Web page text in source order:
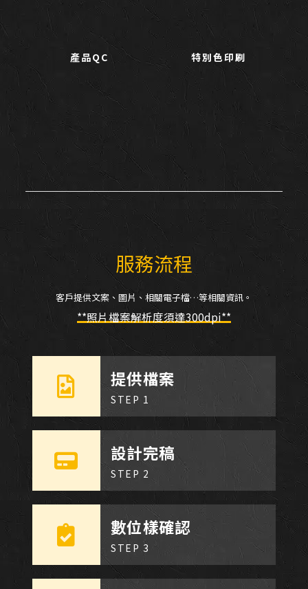
產品QC 特別色印刷
服務流程
客戶提供文案、圖片、相關電子檔…等相關資訊。
**照片檔案解析度須達300dpi**
提供檔案
STEP 1
設計完稿
STEP 2
數位樣確認
STEP 3